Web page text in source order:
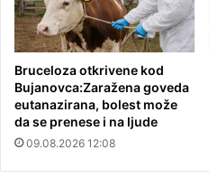
Bruceloza otkrivene kod
Bujanovca:Zaražena goveda
eutanazirana, bolest može
da se prenese i na ljude
09.08.2026 12:08